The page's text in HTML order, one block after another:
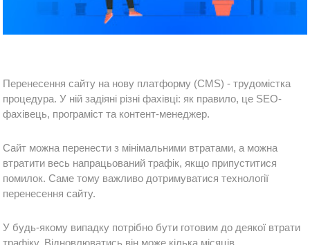
Перенесення сайту на нову платформу (CMS) - трудомістка
процедура. У ній задіяні різні фахівці: як правило, це SEO-
фахівець, програміст та контент-менеджер.
Сайт можна перенести з мінімальними втратами, а можна
втратити весь напрацьований трафік, якщо припуститися
помилок. Саме тому важливо дотримуватися технології
перенесення сайту.
У будь-якому випадку потрібно бути готовим до деякої втрати